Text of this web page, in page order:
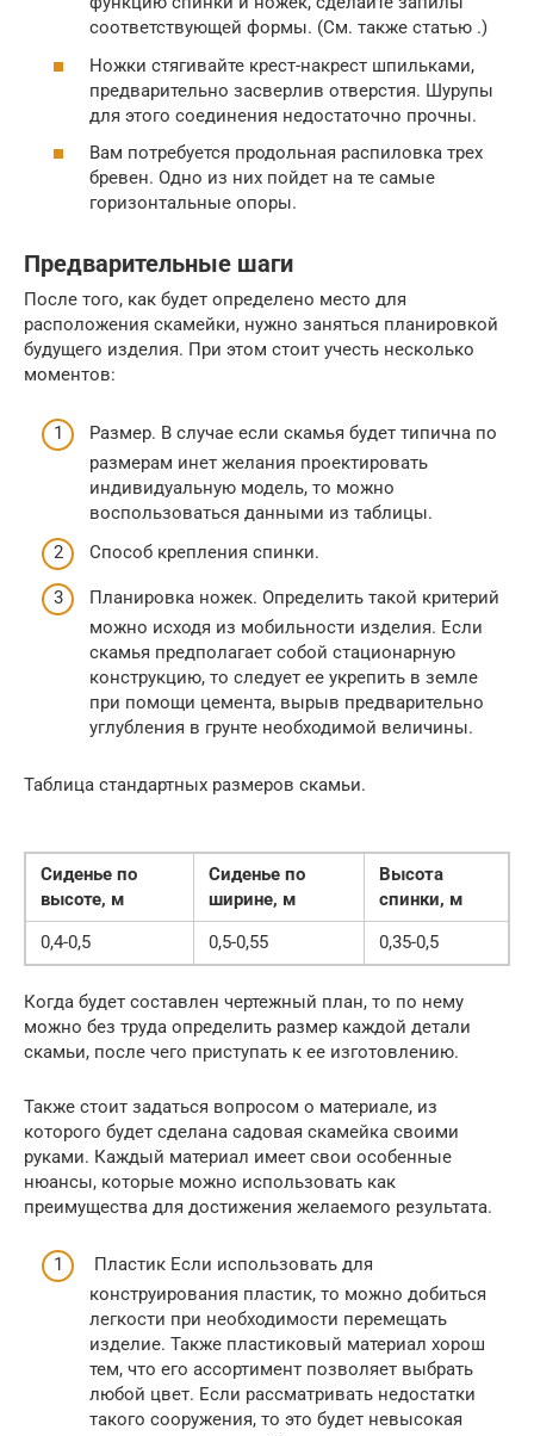
соответствующей формы. (См. также статью .)
Ножки стягивайте крест-накрест шпильками,
предварительно засверлив отверстия. Шурупы
для этого соединения недостаточно прочны.
Вам потребуется продольная распиловка трех
бревен. Одно из них пойдет на те самые
горизонтальные опоры.
Предварительные шаги
После того, как будет определено место для
расположения скамейки, нужно заняться планировкой
будущего изделия. При этом стоит учесть несколько
моментов:
Размер. В случае если скамья будет типична по
размерам инет желания проектировать
индивидуальную модель, то можно
воспользоваться данными из таблицы.
Способ крепления спинки.
Планировка ножек. Определить такой критерий
можно исходя из мобильности изделия. Если
скамья предполагает собой стационарную
конструкцию, то следует ее укрепить в земле
при помощи цемента, вырыв предварительно
углубления в грунте необходимой величины.
Таблица стандартных размеров скамьи.
Сиденье по
высоте, м
Сиденье по
ширине, м
Высота
спинки, м
0,4-0,5
0,5-0,55 0,35-0,5
Когда будет составлен чертежный план, то по нему
можно без труда определить размер каждой детали
скамьи, после чего приступать к ее изготовлению.
Также стоит задаться вопросом о материале, из
которого будет сделана садовая скамейка своими
руками. Каждый материал имеет свои особенные
нюансы, которые можно использовать как
преимущества для достижения желаемого результата.
Пластик Если использовать для
конструирования пластик, то можно добиться
легкости при необходимости перемещать
изделие. Также пластиковый материал хорош
тем, что его ассортимент позволяет выбрать
любой цвет. Если рассматривать недостатки
такого сооружения, то это будет невысокая